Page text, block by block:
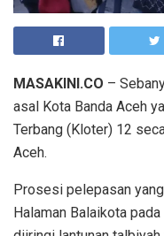
MASAKINI.CO –
asal Kota Banda Aceh
Terbang (Kloter) 12
Aceh.
Prosesi pelepasan
Halaman Balaikota